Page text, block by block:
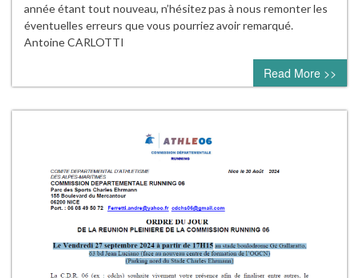
année étant tout nouveau, n’hésitez pas à nous remonter les
éventuelles erreurs que vous pourriez avoir remarqué.
Antoine CARLOTTI
Read More >>